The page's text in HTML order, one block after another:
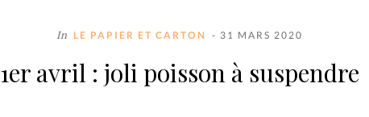
In LE PAPIER ET CARTON - 31 MARS 2020
1er avril : joli poisson à suspendre